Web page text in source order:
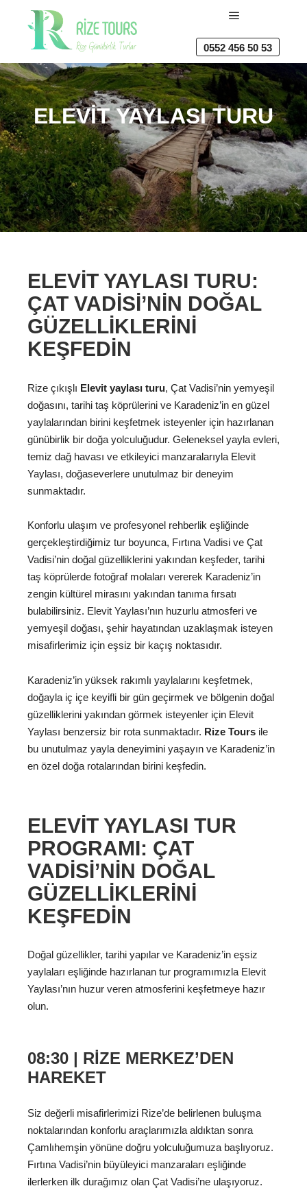
0552 456 50 53
ELEVIT YAYLASI TURU
ELEVIT YAYLASI TURU:
ÇAT VADISI’NIN DOĞAL
GÜZELLIKLERINI
KEŞFEDIN
Rize çıkışlı Elevit yaylası turu, Çat Vadisi’nin yemyeşil
doğasını, tarihi taş köprülerini ve Karadeniz’in en güzel
yaylalarından birini keşfetmek isteyenler için hazırlanan
günübirlik bir doğa yolculuğudur. Geleneksel yayla evleri,
temiz dağ havası ve etkileyici manzaralarıyla Elevit
Yaylası, doğaseverlere unutulmaz bir deneyim
sunmaktadır.
Konforlu ulaşım ve profesyonel rehberlik eşliğinde
gerçekleştirdiğimiz tur boyunca, Fırtına Vadisi ve Çat
Vadisi’nin doğal güzelliklerini yakından keşfeder, tarihi
taş köprülerde fotoğraf molaları vererek Karadeniz’in
zengin kültürel mirasını yakından tanıma fırsatı
bulabilirsiniz. Elevit Yaylası’nın huzurlu atmosferi ve
yemyeşil doğası, şehir hayatından uzaklaşmak isteyen
misafirlerimiz için eşsiz bir kaçış noktasıdır.
Karadeniz’in yüksek rakımlı yaylalarını keşfetmek,
doğayla iç içe keyifli bir gün geçirmek ve bölgenin doğal
güzelliklerini yakından görmek isteyenler için Elevit
Yaylası benzersiz bir rota sunmaktadır. Rize Tours ile
bu unutulmaz yayla deneyimini yaşayın ve Karadeniz’in
en özel doğa rotalarından birini keşfedin.
ELEVIT YAYLASI TUR
PROGRAMI: ÇAT
VADISI’NIN DOĞAL
GÜZELLIKLERINI
KEŞFEDIN
Doğal güzellikler, tarihi yapılar ve Karadeniz’in eşsiz
yaylaları eşliğinde hazırlanan tur programımızla Elevit
Yaylası’nın huzur veren atmosferini keşfetmeye hazır
olun.
08:30 | RIZE MERKEZ’DEN
HAREKET
Siz değerli misafirlerimizi Rize’de belirlenen buluşma
noktalarından konforlu araçlarımızla aldıktan sonra
Çamlıhemşin yönüne doğru yolculuğumuza başlıyoruz.
Fırtına Vadisi’nin büyüleyici manzaraları eşliğinde
ilerlerken ilk durağımız olan Çat Vadisi’ne ulaşıyoruz.